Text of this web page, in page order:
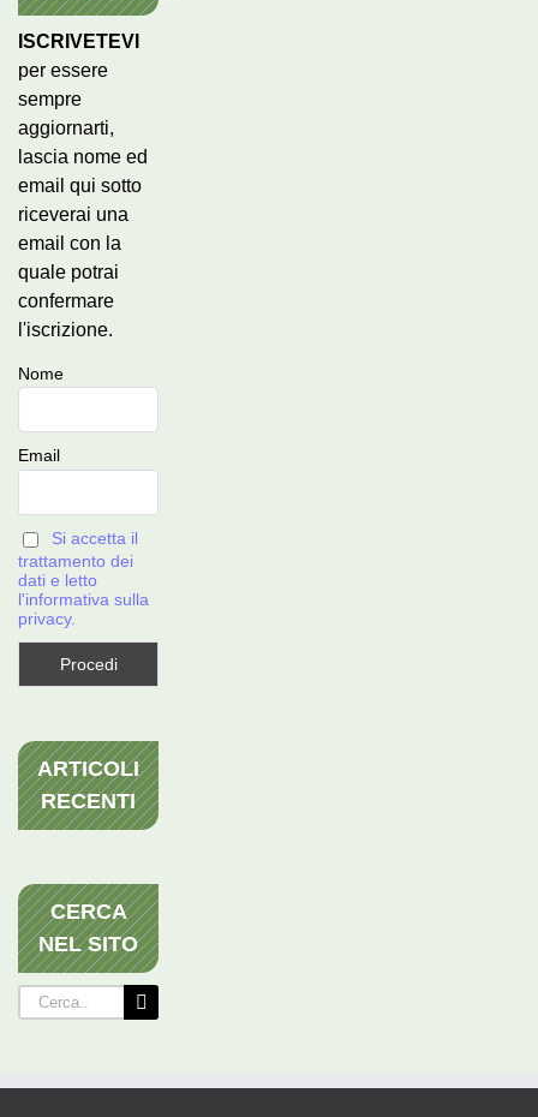
ISCRIVETEVI
per essere
sempre
aggiornarti,
lascia nome ed
email qui sotto
riceverai una
email con la
quale potrai
confermare
l'iscrizione.
Nome
Email
Si accetta il
trattamento dei
dati e letto
l'informativa sulla
privacy.
ARTICOLI
RECENTI
CERCA
NEL SITO
Cerca
per: